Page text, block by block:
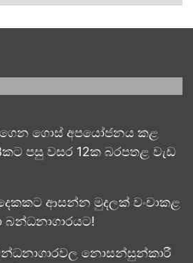
ගොස් අපයෝජනය කළ
පසු වසර 12ක බරපතළ වැඩ
ආසන්න මුදලක් වංචාකළ
බන්ධනාගාරයට!
නොසන්සුන්කාරී